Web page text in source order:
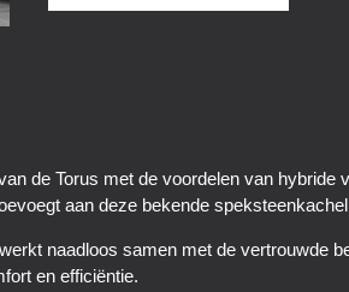
de Torus met de voordelen van
aan deze bekende
naadloos samen met de vertrouwde
en efficiëntie.